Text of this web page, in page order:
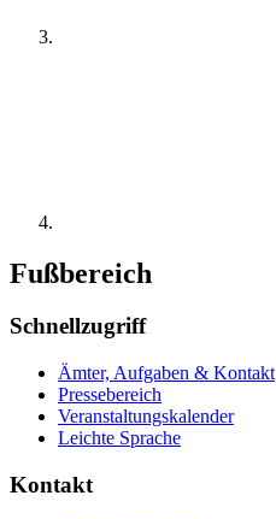
Fußbereich
Schnellzugriff
Ämter, Aufgaben & Kontakt
Pressebereich
Veranstaltungskalender
Leichte Sprache
Kontakt